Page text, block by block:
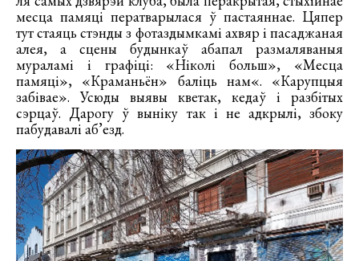
месца памяці ператварылася ў пастаяннае. Цяпер
тут стаяць стэнды з фотаздымкамі ахвяр і пасаджаная
алея, а сцены будынкаў абапал размаляваныя
мураламі і графіці: «Ніколі больш», «Месца
памяці», «Краманьён» баліць нам«. «Карупцыя
забівае». Усюды выявы кветак, кедаў і разбітых
сэрцаў. Дарогу ў выніку так і не адкрылі, збоку
пабудавалі аб’езд.